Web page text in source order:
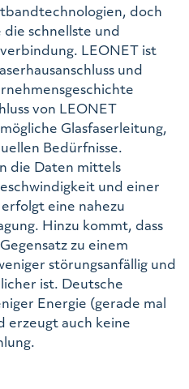
doch
schnellste und
LEONET ist
und
von LEONET
Glasfaserleitung,
Bedürfnisse.
die Daten mittels
und einer
eine nahezu
Hinzu kommt, dass
zu einem
störungsanfällig und
ist. Deutsche
Energie (gerade mal
erzeugt auch keine